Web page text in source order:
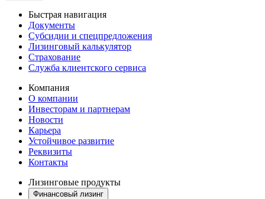
Быстрая навигация
Документы
Субсидии и спецпредложения
Лизинговый калькулятор
Страхование
Служба клиентского сервиса
Компания
О компании
Инвесторам и партнерам
Новости
Карьера
Устойчивое развитие
Реквизиты
Контакты
Лизинговые продукты
Финансовый лизинг